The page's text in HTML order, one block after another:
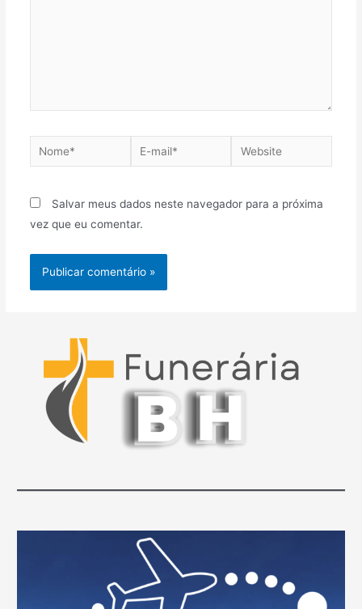
Nome*
E-
mail*
Website
Salvar meus dados neste navegador para a próxima
vez que eu comentar.